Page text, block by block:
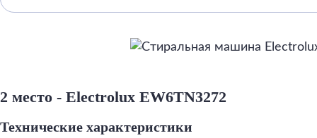
2 место - Electrolux EW6TN3272
Технические характеристики